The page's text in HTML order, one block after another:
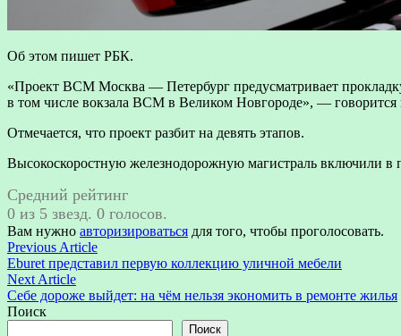
Об этом пишет РБК.
«Проект ВСМ Москва — Петербург предусматривает
в том числе вокзала ВСМ в Великом Новгороде», — говорится
Отмечается, что проект разбит на девять этапов.
Высокоскоростную железнодорожную магистраль включили в
Средний рейтинг
0 из 5 звезд. 0 голосов.
Вам нужно авторизироваться для того, чтобы проголосовать.
Навигация
по
записям
Previous ArticlePrevious
article:
Eburet представил первую коллекцию уличной мебели
Next ArticleNext
article:
Себе дороже выйдет: на чём нельзя экономить в ремонте жилья
Поиск
Поиск